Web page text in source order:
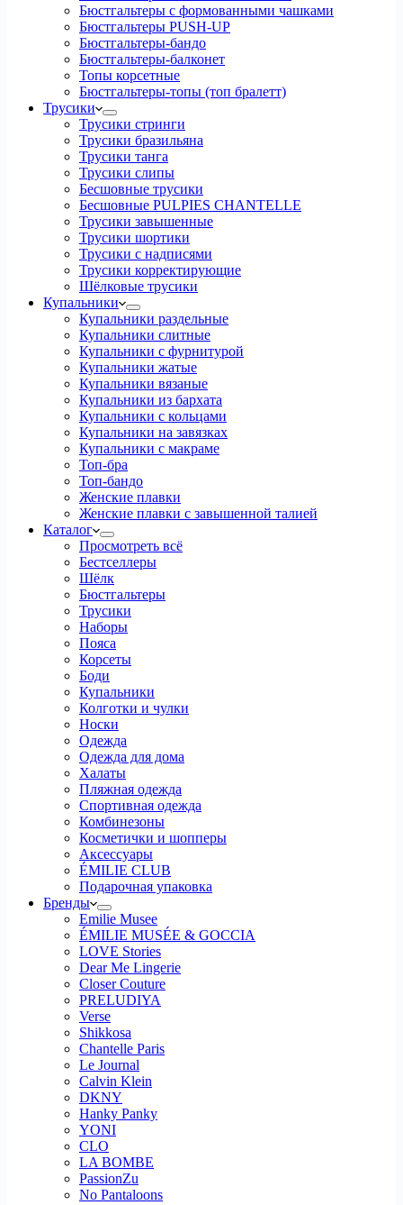
Бюстгальтеры с формованными чашками
Бюстгальтеры PUSH-UP
Бюстгальтеры-бандо
Бюстгальтеры-балконет
Топы корсетные
Бюстгальтеры-топы (топ бралетт)
Трусики
Трусики стринги
Трусики бразильяна
Трусики танга
Трусики слипы
Бесшовные трусики
Бесшовные PULPIES CHANTELLE
Трусики завышенные
Трусики шортики
Трусики с надписями
Трусики корректирующие
Шёлковые трусики
Купальники
Купальники раздельные
Купальники слитные
Купальники с фурнитурой
Купальники жатые
Купальники вязаные
Купальники из бархата
Купальники с кольцами
Купальники на завязках
Купальники с макраме
Топ-бра
Топ-бандо
Женские плавки
Женские плавки с завышенной талией
Каталог
Просмотреть всё
Бестселлеры
Шёлк
Бюстгальтеры
Трусики
Наборы
Пояса
Корсеты
Боди
Купальники
Колготки и чулки
Носки
Одежда
Одежда для дома
Халаты
Пляжная одежда
Спортивная одежда
Комбинезоны
Косметички и шопперы
Аксессуары
ÉMILIE CLUB
Подарочная упаковка
Бренды
Emilie Musee
ÉMILIE MUSÉE & GOCCIA
LOVE Stories
Dear Me Lingerie
Closer Couture
PRELUDIYA
Verse
Shikkosa
Chantelle Paris
Le Journal
Calvin Klein
DKNY
Hanky Panky
YONI
CLO
LA BOMBE
PassionZu
No Pantaloons